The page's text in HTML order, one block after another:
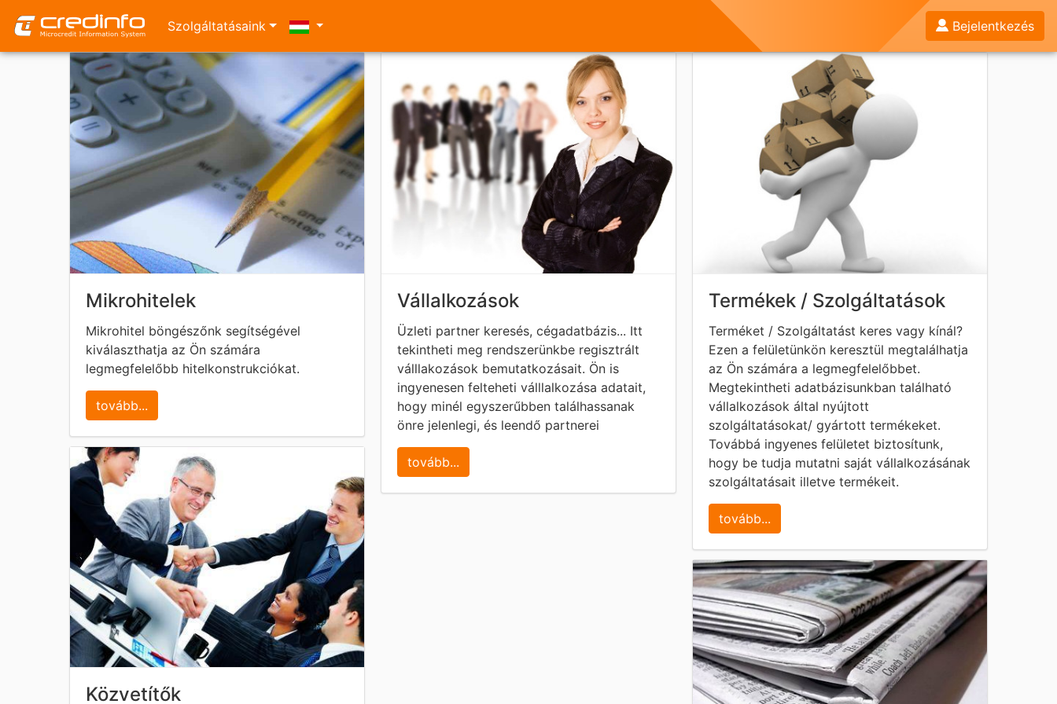
Szolgáltatásaink Bejelentkezés
Mikrohitelek
Mikrohitel böngészőnk segítségével
kiválaszthatja az Ön számára
legmegfelelőbb hitelkonstrukciókat.
tovább...
Közvetítők
Vállalkozások
Üzleti partner keresés, cégadatbázis... Itt
tekintheti meg rendszerünkbe regisztrált
válllakozások bemutatkozásait. Ön is
ingyenesen felteheti válllalkozása adatait,
hogy minél egyszerűbben találhassanak
önre jelenlegi, és leendő partnerei
tovább...
Termékek / Szolgáltatások
Terméket / Szolgáltatást keres vagy kínál?
Ezen a felületünkön keresztül megtalálhatja
az Ön számára a legmegfelelőbbet.
Megtekintheti adatbázisunkban található
vállalkozások által nyújtott
szolgáltatásokat/ gyártott termékeket.
Továbbá ingyenes felületet biztosítunk,
hogy be tudja mutatni saját vállalkozásának
szolgáltatásait illetve termékeit.
tovább...